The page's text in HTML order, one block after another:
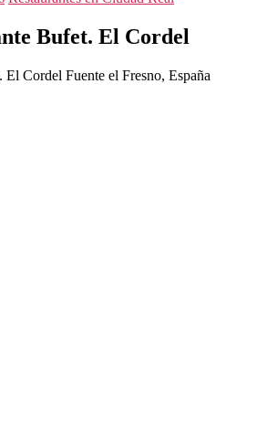
Bufet. El Cordel
El Cordel Fuente el Fresno, España